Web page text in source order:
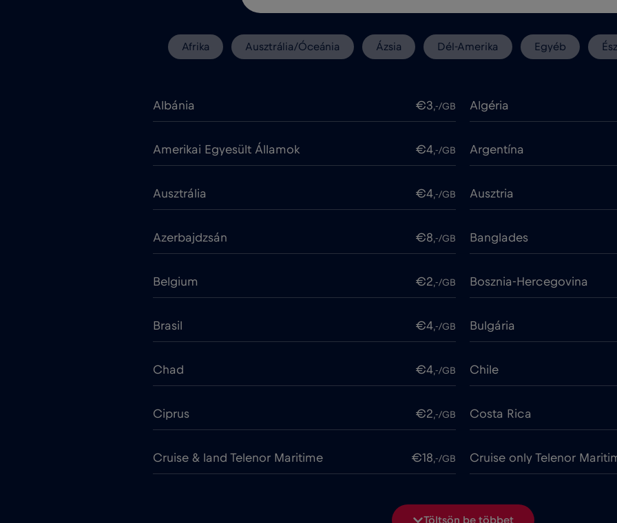
Afrika Ausztrália/Óceánia Ázsia Dél-Amerika Egyéb
Albánia €3,-/GB Algéria
Amerikai Egyesült Államok €4,-/GB Argentína
Ausztrália €4,-/GB Ausztria
Azerbajdzsán €8,-/GB Banglades
Belgium €2,-/GB Bosznia-Hercegovina
Brasil €4,-/GB Bulgária
Chad €4,-/GB Chile
Ciprus €2,-/GB Costa Rica
Cruise & land Telenor Maritime €18,-/GB Cruise only Telenor
€2,-/GB Dánia
Töltsön be többet